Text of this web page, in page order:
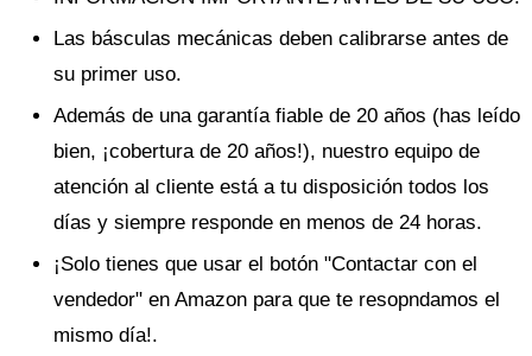
Las básculas mecánicas deben calibrarse antes de
su primer uso.
Además de una garantía fiable de 20 años (has leído
bien, ¡cobertura de 20 años!), nuestro equipo de
atención al cliente está a tu disposición todos los
días y siempre responde en menos de 24 horas.
¡Solo tienes que usar el botón "Contactar con el
vendedor" en Amazon para que te resopndamos el
mismo día!.